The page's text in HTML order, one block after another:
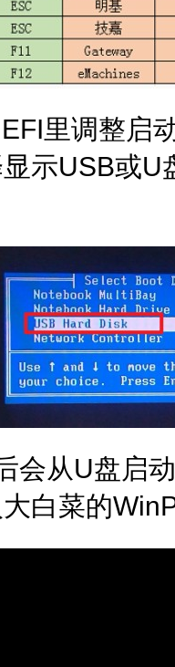
里调整启
示USB或
会从U盘启
白菜的